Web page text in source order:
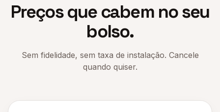
Preços que cabem no seu
bolso.
Sem fidelidade, sem taxa de instalação. Cancele
quando quiser.